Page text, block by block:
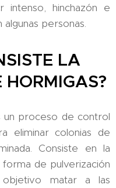
intenso, hinchazón e
personas.
LA
un proceso de control
eliminar colonias de
Consiste en la
forma de pulverización
matar a las